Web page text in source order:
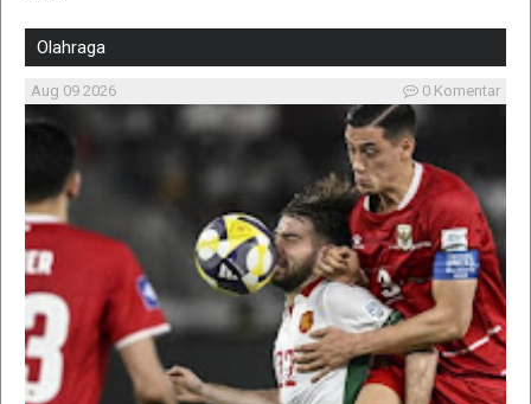
Olahraga
Aug 09 2026 0 Komentar